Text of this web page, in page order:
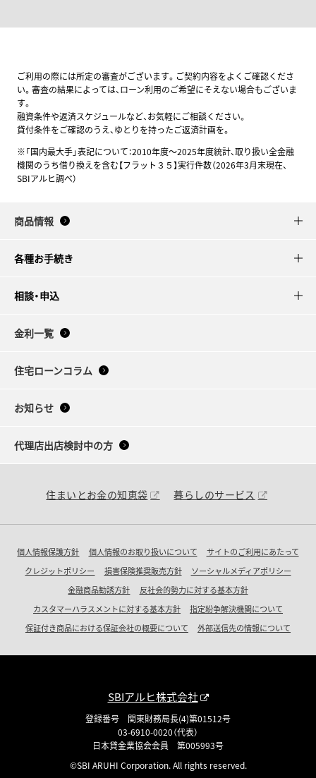
ご利用の際には所定の審査がございます。ご契約内容をよくご確認くださ
い。審査の結果によっては、ローン利用のご希望にそえない場合もございま
す。
融資条件や返済スケジュールなど、お気軽にご相談ください。
貸付条件をご確認のうえ、ゆとりを持ったご返済計画を。
※「国内最大手」表記について：2010年度～2025年度統計、取り扱い全金融
機関のうち借り換えを含む【フラット３５】実行件数（2026年3月末現在、
SBIアルヒ調べ）
商品情報
各種お手続き
相談・申込
金利一覧
住宅ローンコラム
お知らせ
代理店出店検討中の方
住まいとお金の知恵袋 暮らしのサービス
個人情報保護方針 個人情報のお取り扱いについて
サイトのご利用にあたって
クレジットポリシー
損害保険推奨販売方針
ソーシャルメディアポリシー
金融商品勧誘方針
反社会的勢力に対する基本方針
カスタマーハラスメントに対する基本方針
指定紛争解決機関について
保証付き商品における保証会社の概要について
外部送信先の情報について
SBIアルヒ株式会社
登録番号 関東財務局長(4)第01512号
03-6910-0020（代表）
日本貸金業協会会員 第005993号
©SBI ARUHI Corporation. All rights reserved.